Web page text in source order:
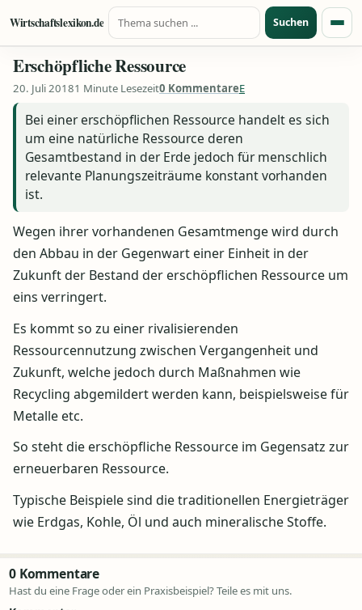
Zum Inhalt springen
Wirtschaftslexikon.de
Suche nach:
Suchen
Erschöpfliche Ressource
20. Juli 20181 Minute Lesezeit0 KommentareE
Bei einer erschöpflichen Ressource handelt es sich
um eine natürliche Ressource deren
Gesamtbestand in der Erde jedoch für menschlich
relevante Planungszeiträume konstant vorhanden
ist.
Wegen ihrer vorhandenen Gesamtmenge wird durch
den Abbau in der Gegenwart einer Einheit in der
Zukunft der Bestand der erschöpflichen Ressource um
eins verringert.
Es kommt so zu einer rivalisierenden
Ressourcennutzung zwischen Vergangenheit und
Zukunft, welche jedoch durch Maßnahmen wie
Recycling abgemildert werden kann, beispielsweise für
Metalle etc.
So steht die erschöpfliche Ressource im Gegensatz zur
erneuerbaren Ressource.
Typische Beispiele sind die traditionellen Energieträger
wie Erdgas, Kohle, Öl und auch mineralische Stoffe.
0 Kommentare
Hast du eine Frage oder ein Praxisbeispiel? Teile es mit uns.